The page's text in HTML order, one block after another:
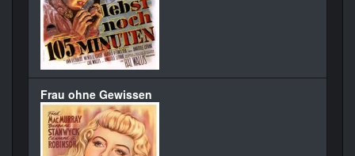
Frau ohne Gewissen